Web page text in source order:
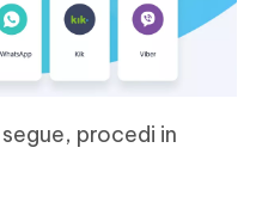
procedi in